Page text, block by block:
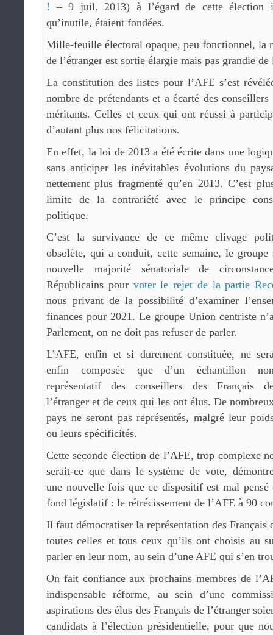
! – 9 juil. 2013) à l’égard de cette élection
qu’inutile, étaient fondées.
Mille-feuille électoral opaque, peu fonctionnel, la
de l’étranger est sortie élargie mais pas grandie
La constitution des listes pour l’AFE s’est
nombre de prétendants et a écarté des conseillers
méritants. Celles et ceux qui ont réussi à
d’autant plus nos félicitations.
En effet, la loi de 2013 a été écrite dans une
sans anticiper les inévitables évolutions du
nettement plus fragmenté qu’en 2013. C’est
limite de la contrariété avec le principe
politique.
C’est la survivance de ce même clivage
obsolète, qui a conduit, cette semaine, le groupe
nouvelle majorité sénatoriale de
Républicains pour voter le rejet de la partie
nous privant de la possibilité d’examiner
finances pour 2021. Le groupe Union centriste
Parlement, on ne doit pas refuser de parler.
L’AFE, enfin et si durement constituée, ne
enfin composée que d’un échantillon
représentatif des conseillers des Français
l’étranger et de ceux qui les ont élus. De
pays ne seront pas représentés, malgré leur
ou leurs spécificités.
Cette seconde élection de l’AFE, trop complexe
serait-ce que dans le système de vote,
une nouvelle fois que ce dispositif est mal pensé
fond législatif : le rétrécissement de l’AFE à 90
Il faut démocratiser la représentation des Français
toutes celles et tous ceux qu’ils ont choisis au
parler en leur nom, au sein d’une AFE qui s’en
On fait confiance aux prochains membres de
indispensable réforme, au sein d’une
aspirations des élus des Français de l’étranger
candidats à l’élection présidentielle, pour que